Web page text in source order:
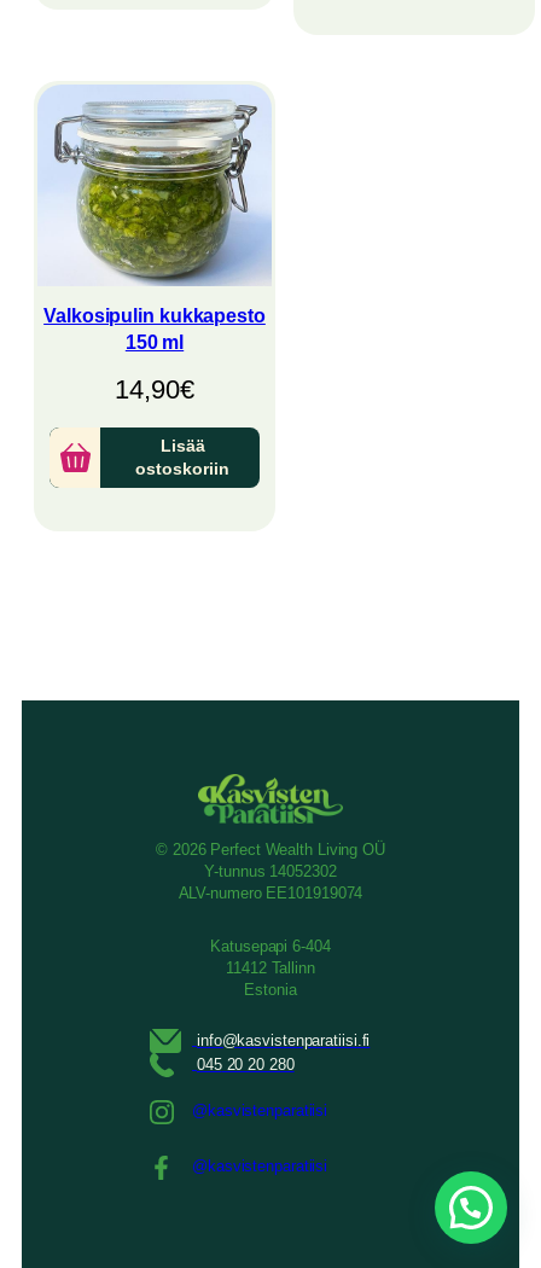
Valkosipulin kukkapesto
150 ml
14,90€
Lisää
ostoskoriin
© 2026 Perfect Wealth Living OÜ
Y-tunnus 14052302
ALV-numero EE101919074
Katusepapi 6-404
11412 Tallinn
Estonia
@kasvistenparatiisi
@kasvistenparatiisi